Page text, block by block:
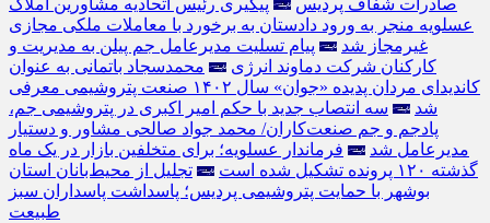
صادرات شفاف پردیس
پیگیری رئیس اتحادیه مشاورین املاک
عسلویه منجر به ورود دادستان به برخورد با معاملات ملکی مجازی
غیرمجاز شد
پیام تسلیت مدیرعامل جم پیلن به مدیریت و
کارکنان شرکت دماوند انرژی
محمدسجاد باتمانی به عنوان
کاندیدای مردان پدیده «جوان» سال ۱۴۰۲ صنعت پتروشیمی معرفی
شد
سه انتصاب جدید با حکم امیر اکبری در پتروشیمی جم،
پادجم و جم صنعت‌کاران/ محمد جواد صالحی مشاور و دستیار
مدیرعامل شد
فرماندار عسلویه؛ برای متخلفین بازار در یک ماه
گذشته ۱۲۰ پرونده تشکیل شده است
تجلیل از محیط‌بانان استان
بوشهر با حمایت پتروشیمی پردیس؛ پاسداشت پاسداران سبز
طبیعت